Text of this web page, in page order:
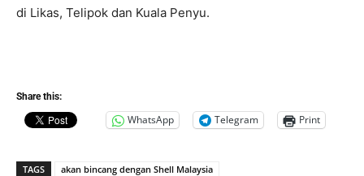
di Likas, Telipok dan Kuala Penyu.
Share this:
WhatsApp Telegram Print
TAGS
akan bincang dengan Shell Malaysia